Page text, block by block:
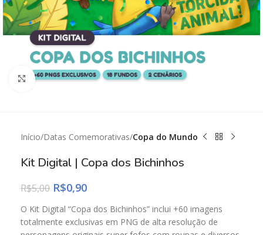
Click to enlarge
Início Datas Comemorativas Copa do Mundo
Kit Digital | Copa dos Bichinhos
R$5,00 R$0,90
O Kit Digital “Copa dos Bichinhos” inclui +60 imagens
totalmente exclusivas em PNG de alta resolução de